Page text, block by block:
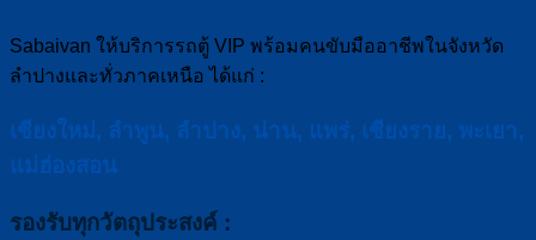
Sabaivan ให้บริการรถตู้ VIP พร้อมคนขับมืออาชีพในจังหวัด
ลำปางและทั่วภาคเหนือ ได้แก่ :
เชียงใหม่, ลำพูน, ลำปาง, น่าน, แพร่, เชียงราย, พะเยา,
แม่ฮ่องสอน
รองรับทุกวัตถุประสงค์ :